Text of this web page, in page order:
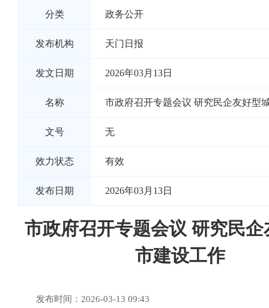
分类 政务公开
发布机构 天门日报
发文日期 2026年03月13日
名称 市政府召开专题会议 研究民企友好型
文号 无
效力状态 有效
发布日期 2026年03月13日
市政府召开专题会议 研究民企
市建设工作
发布时间：2026-03-13 09:43